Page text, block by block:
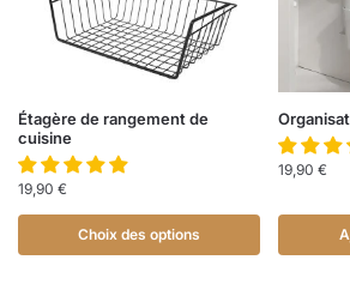
Étagère de rangement de
cuisine
19,90 €
Choix des options
19,90 €